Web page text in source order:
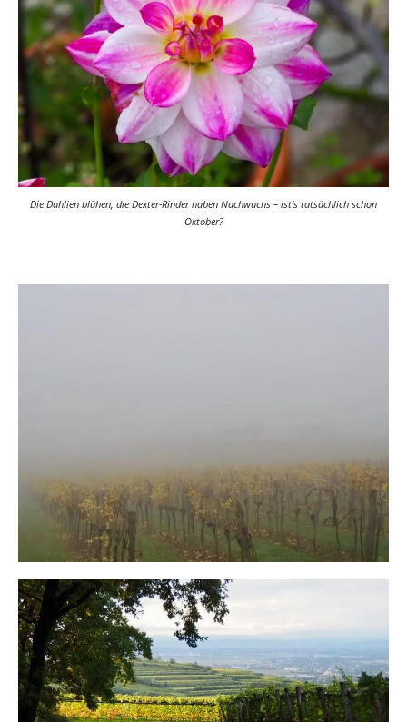
Die Dahlien blühen, die Dexter-Rinder haben Nachwuchs – ist’s tatsächlich schon
Oktober?